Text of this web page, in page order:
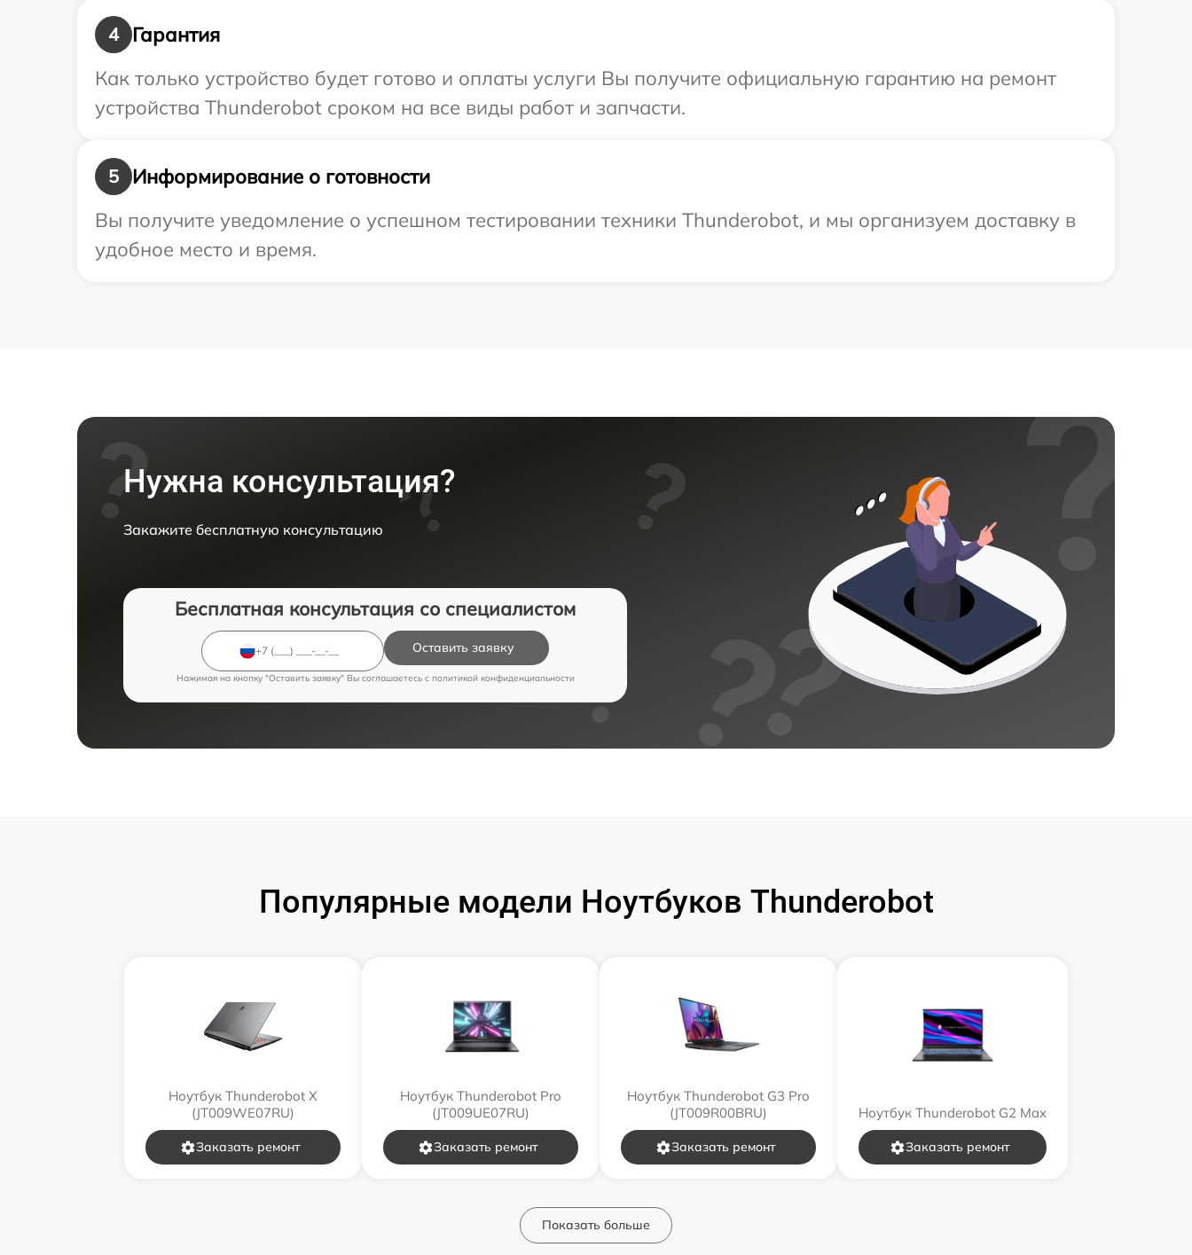
4
Гарантия
Как только устройство будет готово и оплаты услуги Вы получите официальную гарантию на ремонт
устройства Thunderobot сроком на все виды работ и запчасти.
5
Информирование о готовности
Вы получите уведомление о успешном тестировании техники Thunderobot, и мы организуем доставку в
удобное место и время.
Нужна консультация?
Закажите бесплатную консультацию
Бесплатная консультация со специалистом
Оставить заявку
Нажимая на кнопку "Оставить заявку" Вы соглашаетесь c политикой конфиденциальности
Популярные модели Ноутбуков Thunderobot
Ноутбук Thunderobot X
(JT009WE07RU)
Заказать ремонт
Ноутбук Thunderobot Pro
(JT009UE07RU)
Заказать ремонт
Ноутбук Thunderobot G3 Pro
(JT009R00BRU)
Заказать ремонт
Ноутбук Thunderobot G2 Max
Заказать ремонт
Показать больше